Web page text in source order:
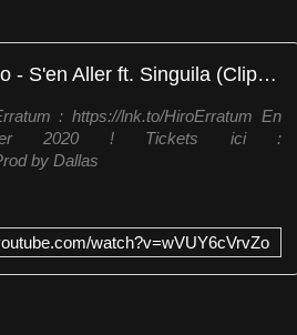
Hiro - S'en Aller ft. Singuila (Clip Officiel)
: https://lnk.to/HiroErratum En
2020 ! Tickets ici :
by Dallas
watch?v=wVUY6cVrvZo